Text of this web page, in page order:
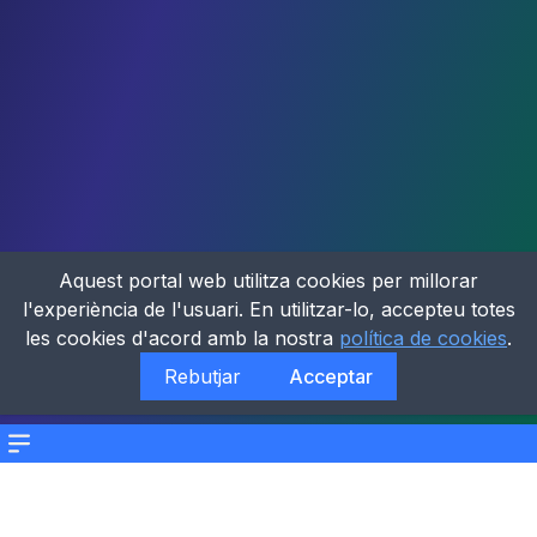
Menu
Aquest portal web utilitza cookies per millorar
l'experiència de l'usuari. En utilitzar-lo, accepteu totes
les cookies d'acord amb la nostra política de cookies.
Rebutjar
Acceptar